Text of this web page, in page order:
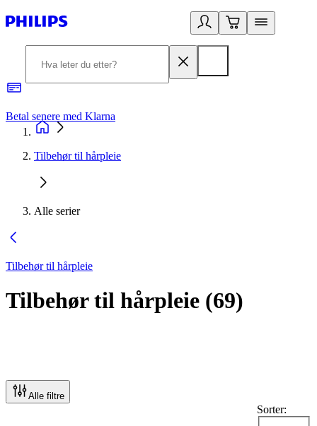
Betal senere med Klarna
Tilbehør til hårpleie
Alle serier
Tilbehør til hårpleie
Tilbehør til hårpleie (69)
Alle filtre
Sorter: